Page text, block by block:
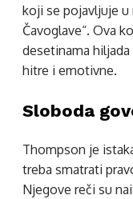
koji se pojavljuje
Čavoglave“. Ova
desetinama
hitre i emotivne.
Sloboda
Thompson je
treba smatrati
Njegove reči su